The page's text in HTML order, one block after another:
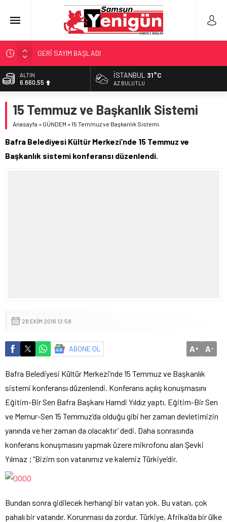
GERİ SAYIM BAŞLADI
SAMSUNSPOR’DA HEDEF 5’İNCİLİK!
‘BAFRA’YA YATIRIM YAPIN!’
YÖNETİCİ SEÇERKEN YAPILAN EN BÜYÜK HATALAR
BİST
13.779,39
47,7111
EURO
6.660,55
İSTANBUL 31°C
AZ BULUTLU
15 Temmuz ve Başkanlık Sistemi
Anasayfa » GÜNDEM »15 Temmuz ve Başkanlık Sistemi
Bafra Belediyesi Kültür Merkezi’nde 15 Temmuz ve
Başkanlık sistemi konferansı düzenlendi.
28 EKIM 2016 12:58
ABONE OL A+ A-
Bafra Belediyesi Kültür Merkezi’nde 15 Temmuz ve Başkanlık
sistemi konferansı düzenlendi. Konferans açılış konuşmasını
Eğitim-Bir Sen Bafra Başkanı Hamdi Yıldız yaptı. Eğitim-Bir Sen
ve Memur-Sen 15 Temmuz’da olduğu gibi her zaman devletimizin
yanında ve her zaman da olacaktır’ dedi. Daha sonrasında
konferans konuşmasını yapmak üzere mikrofonu alan Şevki
Yılmaz ; “Bizim son vatanımız ve kalemiz Türkiye’dir.
Bundan sonra gidilecek herhangi bir vatan yok. Bu vatan, çok
pahalı bir vatandır. Korunması da zordur. Türkiye, Afrika’da bir ülke